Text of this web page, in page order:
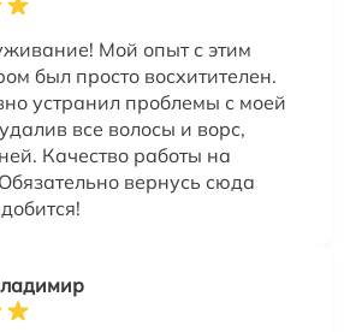
Мой опыт с этим
был просто восхитителен.
устранил проблемы с моей
все волосы и ворс,
Качество работы на
вернусь сюда